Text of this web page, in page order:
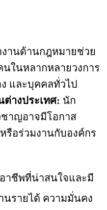
งานด้านกฎหมายช่วย
นในหลากหลายวงการ
และบุคคลทั่วไป
ต่างประเทศ: นัก
าญอาจมีโอกาส
รือร่วมงานกับองค์กร
าชีพที่น่าสนใจและมี
รายได้ ความมั่นคง